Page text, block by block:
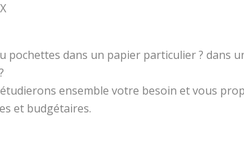
X
pochettes dans un papier particulier ? dans
ensemble votre besoin et vous
et budgétaires.